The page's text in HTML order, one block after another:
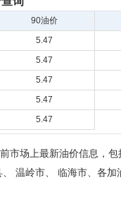
90油价
5.47
5.47
5.47
5.47
5.47
市场上最新油价信息，
温岭市、 临海市、各